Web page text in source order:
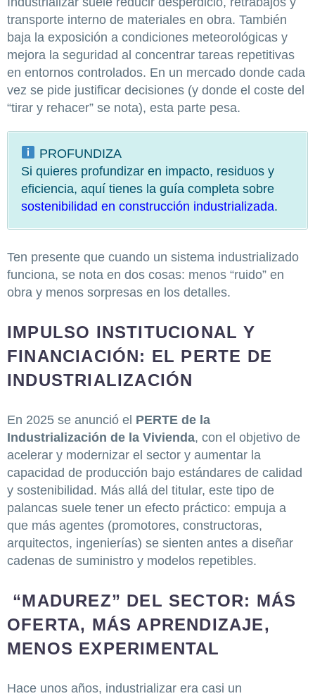
transporte interno de materiales en obra. También
baja la exposición a condiciones meteorológicas y
mejora la seguridad al concentrar tareas repetitivas
en entornos controlados. En un mercado donde cada
vez se pide justificar decisiones (y donde el coste del
“tirar y rehacer” se nota), esta parte pesa.
PROFUNDIZA
Si quieres profundizar en impacto, residuos y
eficiencia, aquí tienes la guía completa sobre
sostenibilidad en construcción industrializada.
Ten presente que cuando un sistema industrializado
funciona, se nota en dos cosas: menos “ruido” en
obra y menos sorpresas en los detalles.
IMPULSO INSTITUCIONAL Y
FINANCIACIÓN: EL PERTE DE
INDUSTRIALIZACIÓN
En 2025 se anunció el PERTE de la
Industrialización de la Vivienda, con el objetivo de
acelerar y modernizar el sector y aumentar la
capacidad de producción bajo estándares de calidad
y sostenibilidad. Más allá del titular, este tipo de
palancas suele tener un efecto práctico: empuja a
que más agentes (promotores, constructoras,
arquitectos, ingenierías) se sienten antes a diseñar
cadenas de suministro y modelos repetibles.
“MADUREZ” DEL SECTOR: MÁS
OFERTA, MÁS APRENDIZAJE,
MENOS EXPERIMENTAL
Hace unos años, industrializar era casi un